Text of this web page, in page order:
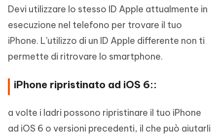
Devi utilizzare lo stesso ID Apple attualmente in
esecuzione nel telefono per trovare il tuo
iPhone. L'utilizzo di un ID Apple differente non ti
permette di ritrovare lo smartphone.
iPhone ripristinato ad iOS 6::
a volte i ladri possono ripristinare il tuo iPhone
ad iOS 6 o versioni precedenti, il che può aiutarli